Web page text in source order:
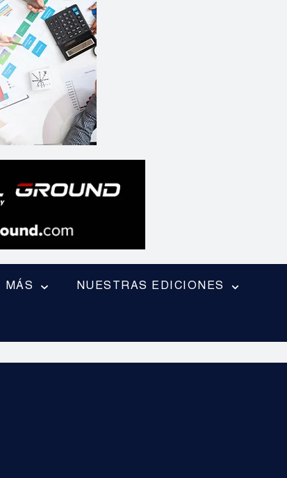
MÁS NUESTRAS EDICIONES